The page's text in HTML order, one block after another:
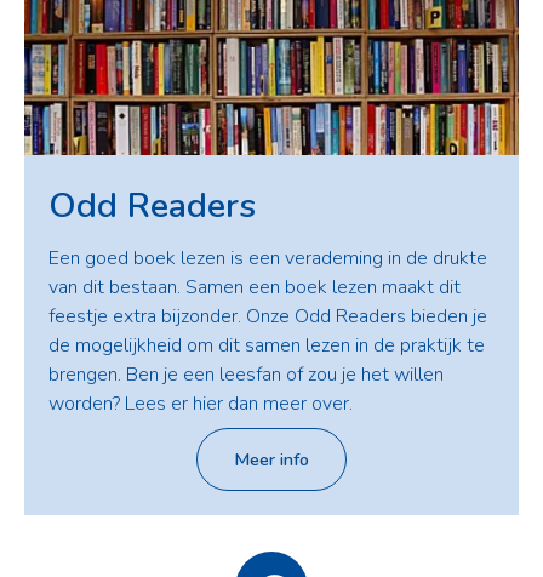
Odd Readers
Een goed boek lezen is een verademing in de drukte
van dit bestaan. Samen een boek lezen maakt dit
feestje extra bijzonder. Onze Odd Readers bieden je
de mogelijkheid om dit samen lezen in de praktijk te
brengen. Ben je een leesfan of zou je het willen
worden? Lees er hier dan meer over.
Meer info